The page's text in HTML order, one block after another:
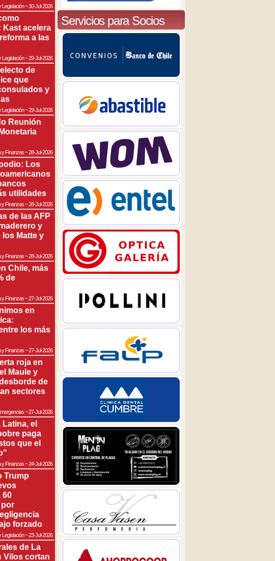
Legislación~30-Jul-2026
Kast acelera
a las
Legislación~29-Jul-2026
de
que
y
Legislación~29-Jul-2026
Reunión
y Finanzas~28-Jul-2026
Los
utilidades
y Finanzas~28-Jul-2026
de las AFP
y
Matte y
y Finanzas~28-Jul-2026
Chile, más
de
y Finanzas~27-Jul-2026
en
los más
y Finanzas~27-Jul-2026
roja en
Maule y
de
sectores
~27-Jul-2026
Latina, el
paga
que el
y Finanzas~24-Jul-2026
Trump
60
forzado
Legislación~23-Jul-2026
de La
Vilos cortan
Servicios para Socios